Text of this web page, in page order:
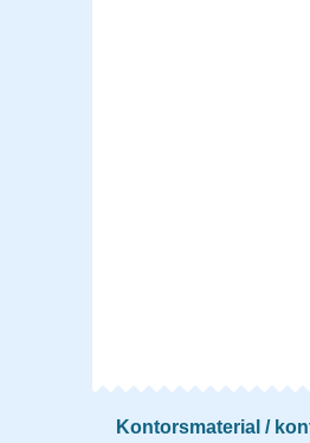
Kontorsmaterial /